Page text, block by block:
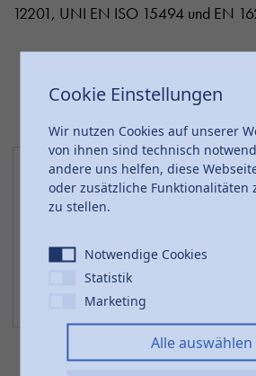
12201, UNI EN ISO 15494 und EN
Cookie Einstellungen
Wir nutzen Cookies auf unserer
von ihnen sind technisch
andere uns helfen, diese
oder zusätzliche Funktionalitäten
zu stellen.
Notwendige Cookies
Statistik
Marketing
Alle auswählen